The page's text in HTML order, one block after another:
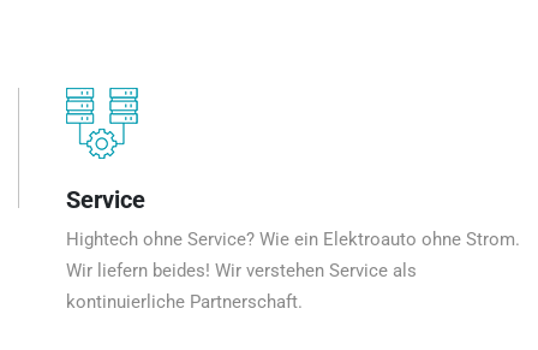
Service
Hightech ohne Service? Wie ein Elektroauto ohne Strom.
Wir liefern beides! Wir verstehen Service als
kontinuierliche Partnerschaft.